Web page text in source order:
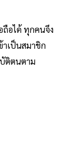
อได้ ทุกคนจึง
เป็นสมาชิก
ติตนตาม